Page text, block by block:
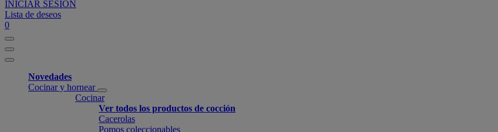
INICIAR SESIÓN
Lista de deseos
0
Novedades
Cocinar y hornear
Cocinar
Ver todos los productos de cocción
Cacerolas
Pomos coleccionables